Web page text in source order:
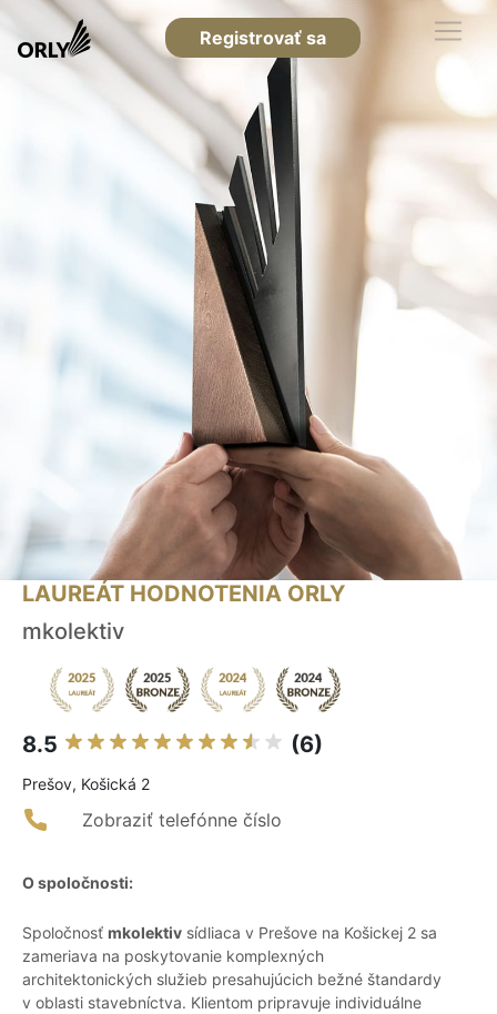
Registrovať sa
LAUREÁT HODNOTENIA ORLY
mkolektiv
8.5 (6)
Prešov, Košická 2
Zobraziť telefónne číslo
O spoločnosti:
Spoločnosť mkolektiv sídliaca v Prešove na Košickej 2 sa
zameriava na poskytovanie komplexných
architektonických služieb presahujúcich bežné štandardy
v oblasti stavebníctva. Klientom pripravuje individuálne